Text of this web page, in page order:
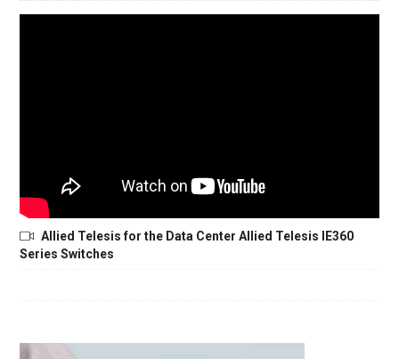
Allied Telesis for the Data Center Allied Telesis IE360
Series Switches